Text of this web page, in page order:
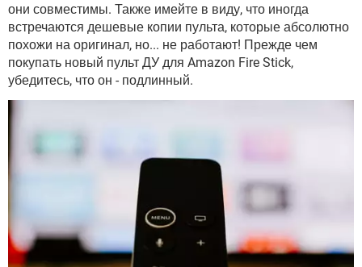
они совместимы. Также имейте в виду, что иногда
встречаются дешевые копии пульта, которые абсолютно
похожи на оригинал, но... не работают! Прежде чем
покупать новый пульт ДУ для Amazon Fire Stick,
убедитесь, что он - подлинный.